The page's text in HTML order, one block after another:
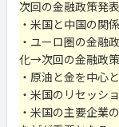
次回の金融政策発
・米国と中国の関
・ユーロ圏の金融
化→次回の金融政
・原油と金を中心
・米国のリセッシ
・米国の主要企業